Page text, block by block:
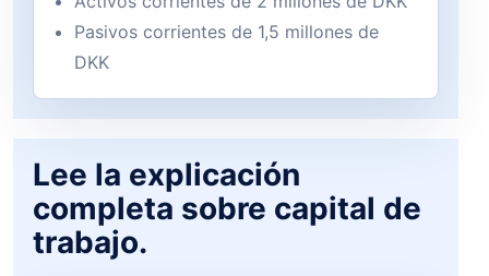
Pasivos corrientes de 1,5 millones de
DKK
Lee la explicación
completa sobre capital de
trabajo.